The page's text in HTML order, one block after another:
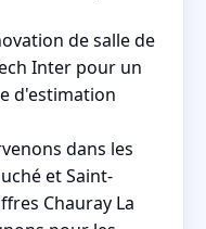
de salle de
Inter pour un
d'estimation
dans les
et Saint-
Chauray La